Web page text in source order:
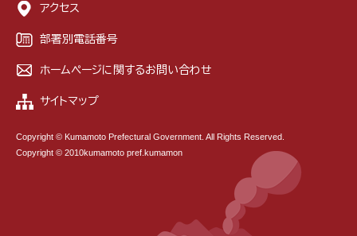
アクセス
部署別電話番号
ホームページに関するお問い合わせ
サイトマップ
Copyright © Kumamoto Prefectural Government. All Rights Reserved.
Copyright © 2010kumamoto pref.kumamon